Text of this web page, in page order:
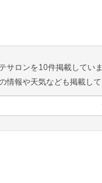
サロンを10件掲載してい
情報や天気なども掲載し